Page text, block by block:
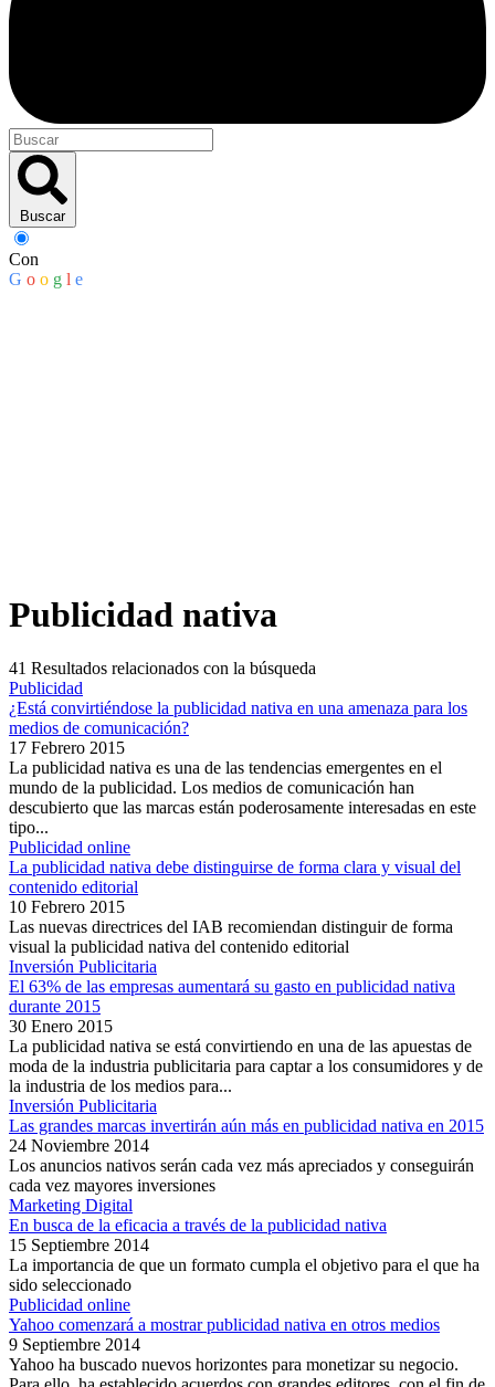
Buscar
Con
G o o g l e
Publicidad nativa
41 Resultados relacionados con la búsqueda
Publicidad
¿Está convirtiéndose la publicidad nativa en una amenaza para los
medios de comunicación?
17 Febrero 2015
La publicidad nativa es una de las tendencias emergentes en el
mundo de la publicidad. Los medios de comunicación han
descubierto que las marcas están poderosamente interesadas en este
tipo...
Publicidad online
La publicidad nativa debe distinguirse de forma clara y visual del
contenido editorial
10 Febrero 2015
Las nuevas directrices del IAB recomiendan distinguir de forma
visual la publicidad nativa del contenido editorial
Inversión Publicitaria
El 63% de las empresas aumentará su gasto en publicidad nativa
durante 2015
30 Enero 2015
La publicidad nativa se está convirtiendo en una de las apuestas de
moda de la industria publicitaria para captar a los consumidores y de
la industria de los medios para...
Inversión Publicitaria
Las grandes marcas invertirán aún más en publicidad nativa en 2015
24 Noviembre 2014
Los anuncios nativos serán cada vez más apreciados y conseguirán
cada vez mayores inversiones
Marketing Digital
En busca de la eficacia a través de la publicidad nativa
15 Septiembre 2014
La importancia de que un formato cumpla el objetivo para el que ha
sido seleccionado
Publicidad online
Yahoo comenzará a mostrar publicidad nativa en otros medios
9 Septiembre 2014
Yahoo ha buscado nuevos horizontes para monetizar su negocio.